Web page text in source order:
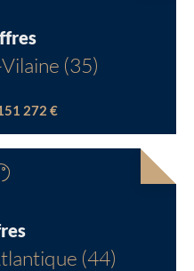
(35)
272 €
(44)